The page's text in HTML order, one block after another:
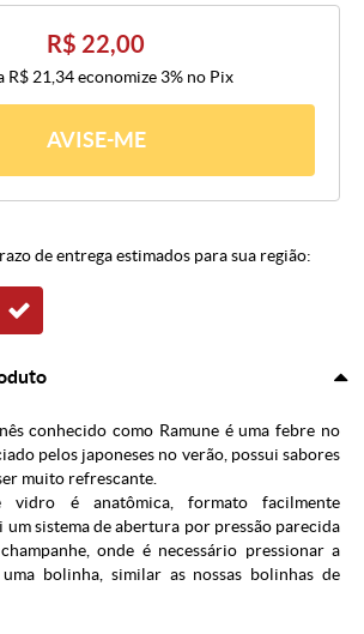
R$ 22,00
R$ 21,34economize 3% no Pix
AVISE-ME
de entrega estimados para sua região:
conhecido como Ramune é uma febre no
pelos japoneses no verão, possui sabores
muito refrescante.
vidro é anatômica, formato facilmente
um sistema de abertura por pressão parecida
onde é necessário pressionar a
bolinha, similar as nossas bolinhas de